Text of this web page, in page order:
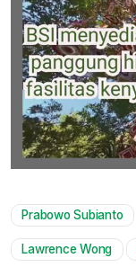
Prabowo Subianto
Lawrence Wong